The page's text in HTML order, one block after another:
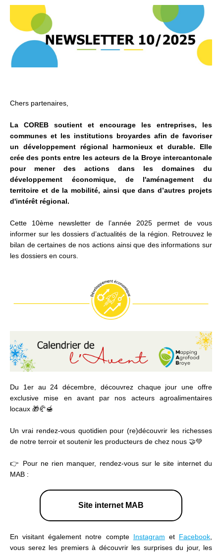
Chers partenaires,
La COREB soutient et encourage les entreprises, les
communes et les institutions broyardes afin de favoriser
un développement régional harmonieux et durable. Elle
crée des ponts entre les acteurs de la Broye intercantonale
pour mener des actions dans les domaines du
développement économique, de l'aménagement du
territoire et de la mobilité, ainsi que dans d’autres projets
d'intérêt régional.
Cette 10ème newsletter de l’année 2025 permet de vous
informer sur les dossiers d’actualités de la région. Retrouvez le
bilan de certaines de nos actions ainsi que des informations sur
les dossiers en cours.
Du 1er au 24 décembre, découvrez chaque jour une offre
exclusive mise en avant par nos acteurs agroalimentaires
locaux 🎁🥐🍯
Un vrai rendez-vous quotidien pour (re)découvrir les richesses
de notre terroir et soutenir les producteurs de chez nous 🤝💚
👉 Pour ne rien manquer, rendez-vous sur le site internet du
MAB :
Site internet MAB
En visitant également notre compte Instagram et Facebook
vous serez les premiers à découvrir les surprises du jour, les